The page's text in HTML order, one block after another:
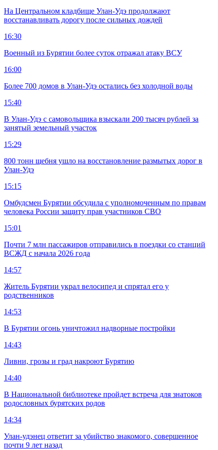
На Центральном кладбище Улан-Удэ продолжают
восстанавливать дорогу после сильных дождей
16:30
Военный из Бурятии более суток отражал атаку ВСУ
16:00
Более 700 домов в Улан-Удэ остались без холодной воды
15:40
В Улан-Удэ с самовольщика взыскали 200 тысяч рублей за
занятый земельный участок
15:29
800 тонн щебня ушло на восстановление размытых дорог в
Улан-Удэ
15:15
Омбудсмен Бурятии обсудила с уполномоченным по правам
человека России защиту прав участников СВО
15:01
Почти 7 млн пассажиров отправились в поездки со станций
ВСЖД с начала 2026 года
14:57
Житель Бурятии украл велосипед и спрятал его у
родственников
14:53
В Бурятии огонь уничтожил надворные постройки
14:43
Ливни, грозы и град накроют Бурятию
14:40
В Национальной библиотеке пройдет встреча для знатоков
родословных бурятских родов
14:34
Улан-удэнец ответит за убийство знакомого, совершенное
почти 9 лет назад